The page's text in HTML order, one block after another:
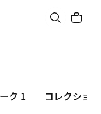
ク 1 コレクショ